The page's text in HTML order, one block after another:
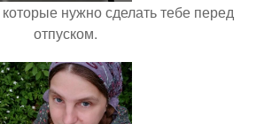
нужно сделать тебе перед
отпуском.